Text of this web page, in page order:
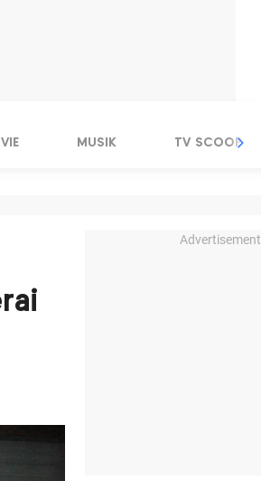
MUSIK TV SCOOP
Advertisement